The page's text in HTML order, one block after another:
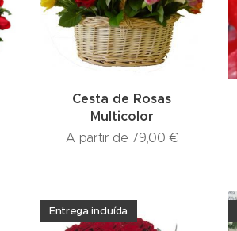
Cesta de Rosas
Multicolor
A partir de 79,00 €
Entrega incluída